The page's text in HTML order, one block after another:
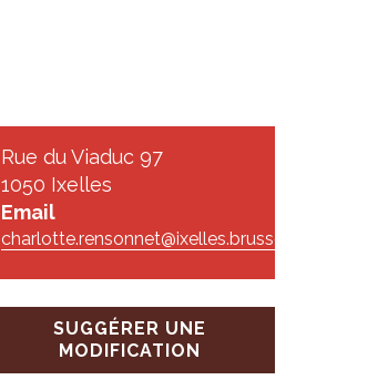
Rue du Viaduc 97
1050 Ixelles
Email
charlotte.rensonnet@ixelles.brussels.be
SUGGÉRER UNE
MODIFICATION